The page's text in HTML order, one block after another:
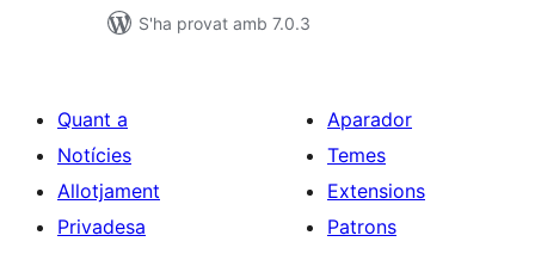
S'ha provat amb 7.0.3
Quant a
Notícies
Allotjament
Privadesa
Aparador
Temes
Extensions
Patrons